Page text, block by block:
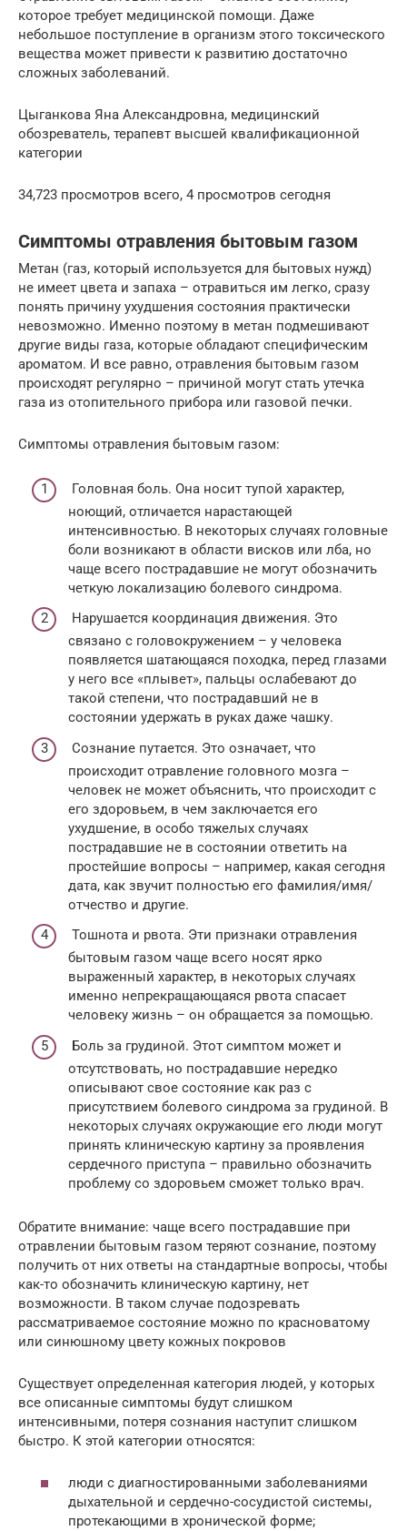
которое требует медицинской помощи. Даже
небольшое поступление в организм этого токсического
вещества может привести к развитию достаточно
сложных заболеваний.
Цыганкова Яна Александровна, медицинский
обозреватель, терапевт высшей квалификационной
категории
34,723 просмотров всего, 4 просмотров сегодня
Симптомы отравления бытовым газом
Метан (газ, который используется для бытовых нужд)
не имеет цвета и запаха – отравиться им легко, сразу
понять причину ухудшения состояния практически
невозможно. Именно поэтому в метан подмешивают
другие виды газа, которые обладают специфическим
ароматом. И все равно, отравления бытовым газом
происходят регулярно – причиной могут стать утечка
газа из отопительного прибора или газовой печки.
Симптомы отравления бытовым газом:
Головная боль. Она носит тупой характер,
ноющий, отличается нарастающей
интенсивностью. В некоторых случаях головные
боли возникают в области висков или лба, но
чаще всего пострадавшие не могут обозначить
четкую локализацию болевого синдрома.
Нарушается координация движения. Это
связано с головокружением – у человека
появляется шатающаяся походка, перед глазами
у него все «плывет», пальцы ослабевают до
такой степени, что пострадавший не в
состоянии удержать в руках даже чашку.
Сознание путается. Это означает, что
происходит отравление головного мозга –
человек не может объяснить, что происходит с
его здоровьем, в чем заключается его
ухудшение, в особо тяжелых случаях
пострадавшие не в состоянии ответить на
простейшие вопросы – например, какая сегодня
дата, как звучит полностью его фамилия/имя/
отчество и другие.
Тошнота и рвота. Эти признаки отравления
бытовым газом чаще всего носят ярко
выраженный характер, в некоторых случаях
именно непрекращающаяся рвота спасает
человеку жизнь – он обращается за помощью.
Боль за грудиной. Этот симптом может и
отсутствовать, но пострадавшие нередко
описывают свое состояние как раз с
присутствием болевого синдрома за грудиной. В
некоторых случаях окружающие его люди могут
принять клиническую картину за проявления
сердечного приступа – правильно обозначить
проблему со здоровьем сможет только врач.
Обратите внимание: чаще всего пострадавшие при
отравлении бытовым газом теряют сознание, поэтому
получить от них ответы на стандартные вопросы, чтобы
как-то обозначить клиническую картину, нет
возможности. В таком случае подозревать
рассматриваемое состояние можно по красноватому
или синюшному цвету кожных покровов
Существует определенная категория людей, у которых
все описанные симптомы будут слишком
интенсивными, потеря сознания наступит слишком
быстро. К этой категории относятся:
люди с диагностированными заболеваниями
дыхательной и сердечно-сосудистой системы,
протекающими в хронической форме;